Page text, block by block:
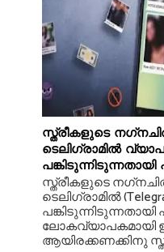
സ്ത്രീകളുടെ
ടെലിഗ്രാമില്‍
പങ്കിടുന്നിടുന്നതായി
സ്ത്രീകളുടെ
ടെലിഗ്രാമില്‍
പങ്കിടുന്നിടുന്നതായി
ലോകവ്യാപകമായി
ആയിരക്കണക്കിനു